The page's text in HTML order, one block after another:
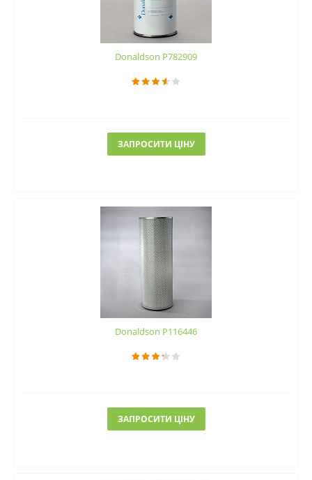
Donaldson P782909
ЗАПРОСИТИ ЦІНУ
Donaldson P116446
ЗАПРОСИТИ ЦІНУ